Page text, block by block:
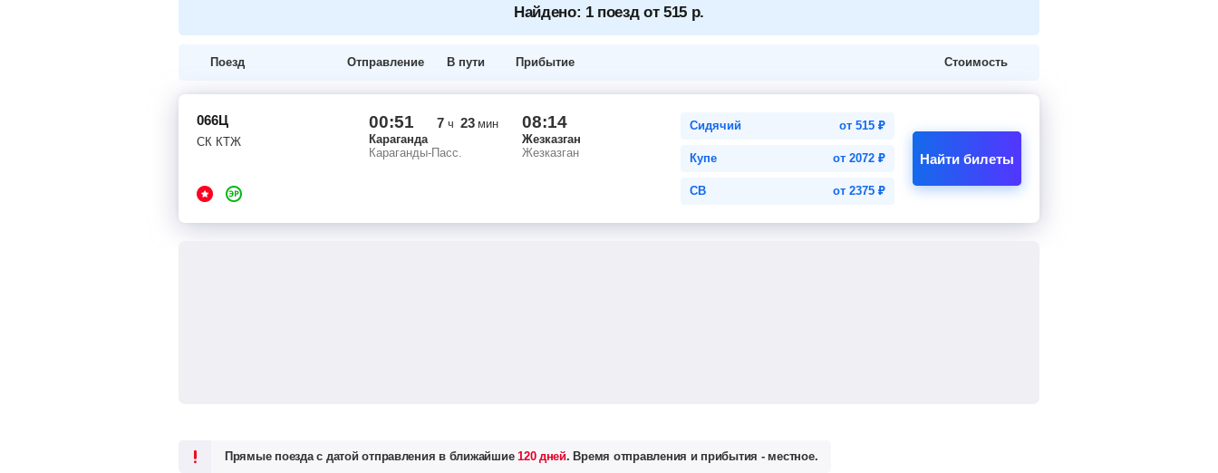
Найдено: 1 поезд от 515 р.
Поезд Отправление В пути Прибытие Стоимость
066Ц
СК КТЖ
00:51 7 ч23мин
Караганда
Караганды-Пасс.
08:14
Жезказган
Жезказган
Сидячий от 515 ₽
Купе от 2072 ₽
СВ от 2375 ₽
Найти билеты
Прямые поезда с датой отправления в ближайшие120 дней. Время отправления и прибытия - местное.